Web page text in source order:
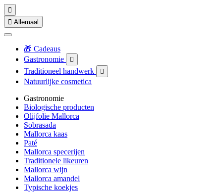

 Allemaal
🎁 Cadeaus
Gastronomie

Traditioneel handwerk 
Natuurlijke cosmetica
Gastronomie
Biologische producten
Olijfolie Mallorca
Sobrasada
Mallorca kaas
Paté
Mallorca specerijen
Traditionele likeuren
Mallorca wijn
Mallorca amandel
Typische koekjes